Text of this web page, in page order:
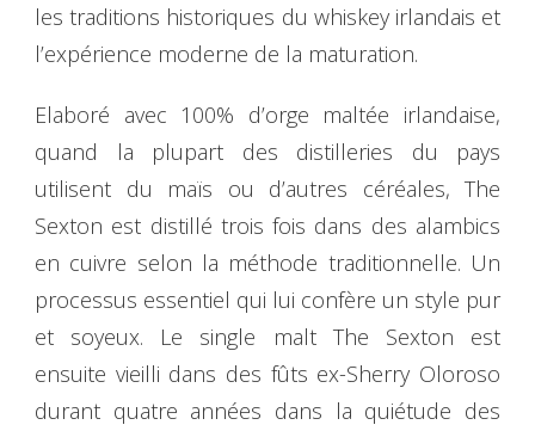
les traditions historiques du whiskey irlandais et
l’expérience moderne de la maturation.
Elaboré avec 100% d’orge maltée irlandaise,
quand la plupart des distilleries du pays
utilisent du maïs ou d’autres céréales, The
Sexton est distillé trois fois dans des alambics
en cuivre selon la méthode traditionnelle. Un
processus essentiel qui lui confère un style pur
et soyeux. Le single malt The Sexton est
ensuite vieilli dans des fûts ex-Sherry Oloroso
durant quatre années dans la quiétude des